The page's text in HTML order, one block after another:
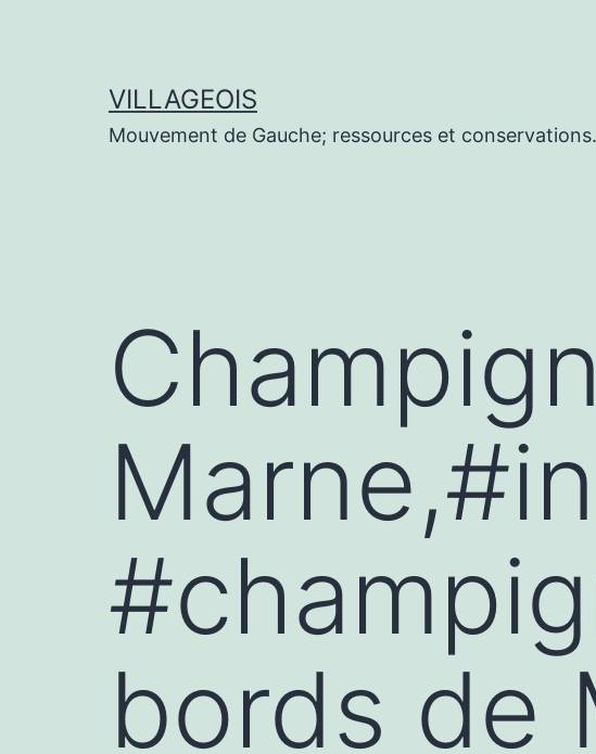
VILLAGEOIS
Mouvement de Gauche; ressources et conservations.
bords de